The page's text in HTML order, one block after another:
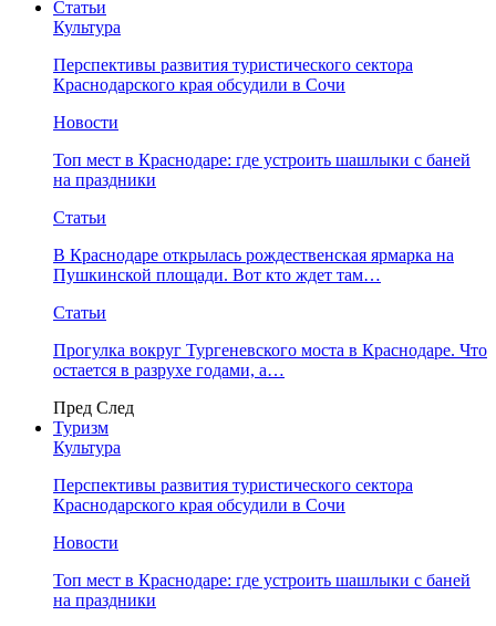
Статьи
Культура
Перспективы развития туристического сектора
Краснодарского края обсудили в Сочи
Новости
Топ мест в Краснодаре: где устроить шашлыки с баней
на праздники
Статьи
В Краснодаре открылась рождественская ярмарка на
Пушкинской площади. Вот кто ждет там…
Статьи
Прогулка вокруг Тургеневского моста в Краснодаре. Что
остается в разрухе годами, а…
Пред След
Туризм
Культура
Перспективы развития туристического сектора
Краснодарского края обсудили в Сочи
Новости
Топ мест в Краснодаре: где устроить шашлыки с баней
на праздники